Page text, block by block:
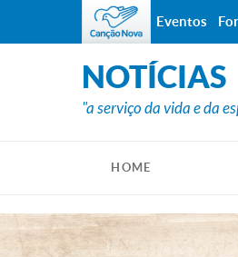
NOTÍCIAS
"a serviço da vida e da
HOME
Eventos